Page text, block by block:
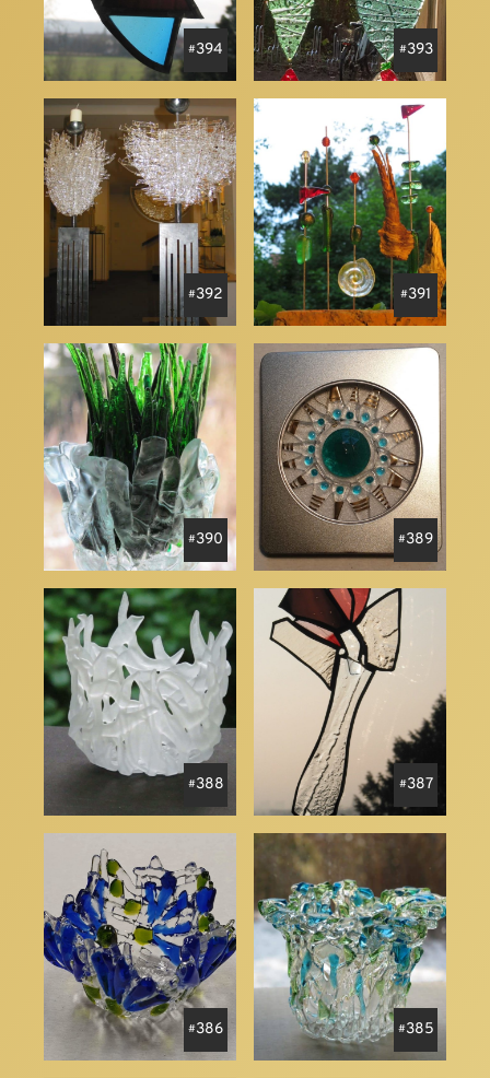
394 393
392 391
390 389
388 387
386 385